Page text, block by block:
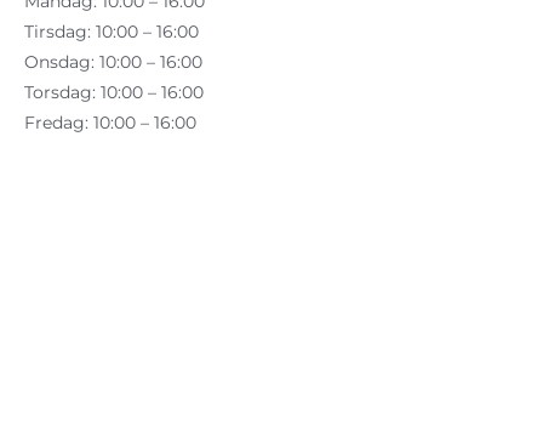
Tirsdag: 10:00 – 16:00
Onsdag: 10:00 – 16:00
Torsdag: 10:00 – 16:00
Fredag: 10:00 – 16:00